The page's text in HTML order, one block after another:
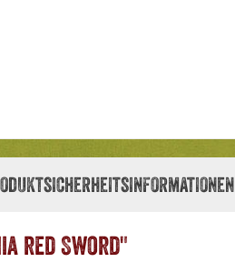
red Sword"